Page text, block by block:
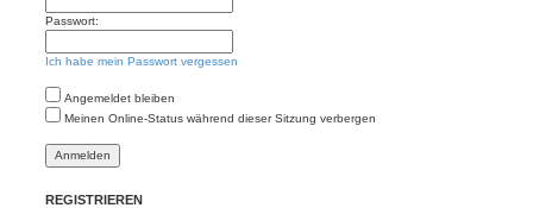
Passwort:
Ich habe mein Passwort vergessen
Angemeldet bleiben
Meinen Online-Status während dieser Sitzung verbergen
REGISTRIEREN